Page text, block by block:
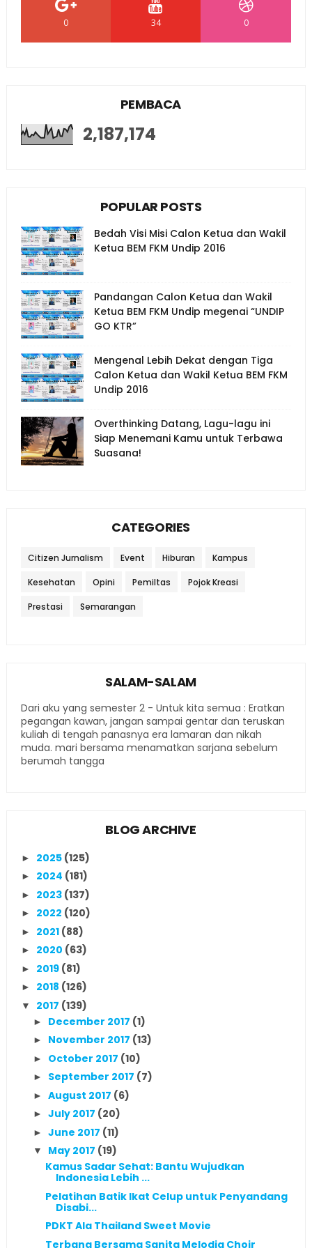
0 34 0
PEMBACA
2,187,174
POPULAR POSTS
Bedah Visi Misi Calon Ketua dan Wakil
Ketua BEM FKM Undip 2016
Pandangan Calon Ketua dan Wakil
Ketua BEM FKM Undip megenai “UNDIP
GO KTR”
Mengenal Lebih Dekat dengan Tiga
Calon Ketua dan Wakil Ketua BEM FKM
Undip 2016
Overthinking Datang, Lagu-lagu ini
Siap Menemani Kamu untuk Terbawa
Suasana!
CATEGORIES
Citizen Jurnalism Event Hiburan Kampus
Kesehatan Opini Pemiltas Pojok Kreasi
Prestasi Semarangan
SALAM-SALAM
Dari aku yang semester 2 - Untuk kita semua : Eratkan
pegangan kawan, jangan sampai gentar dan teruskan
kuliah di tengah panasnya era lamaran dan nikah
muda. mari bersama menamatkan sarjana sebelum
berumah tangga
BLOG ARCHIVE
► 2025 (125)
► 2024 (181)
► 2023 (137)
► 2022 (120)
► 2021 (88)
► 2020 (63)
► 2019 (81)
► 2018 (126)
▼ 2017 (139)
► December 2017 (1)
► November 2017 (13)
► October 2017 (10)
► September 2017 (7)
► August 2017 (6)
► July 2017 (20)
► June 2017 (11)
▼ May 2017 (19)
Kamus Sadar Sehat: Bantu Wujudkan
Indonesia Lebih ...
Pelatihan Batik Ikat Celup untuk Penyandang
Disabi...
PDKT Ala Thailand Sweet Movie
Terbang Bersama Sanita Melodia Choir